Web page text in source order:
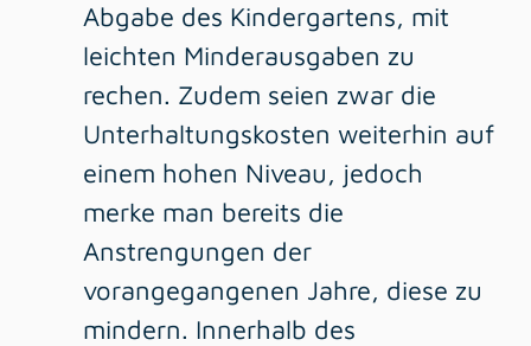
Abgabe des Kindergartens, mit
leichten Minderausgaben zu
rechen. Zudem seien zwar die
Unterhaltungskosten weiterhin auf
einem hohen Niveau, jedoch
merke man bereits die
Anstrengungen der
vorangegangenen Jahre, diese zu
mindern. Innerhalb des